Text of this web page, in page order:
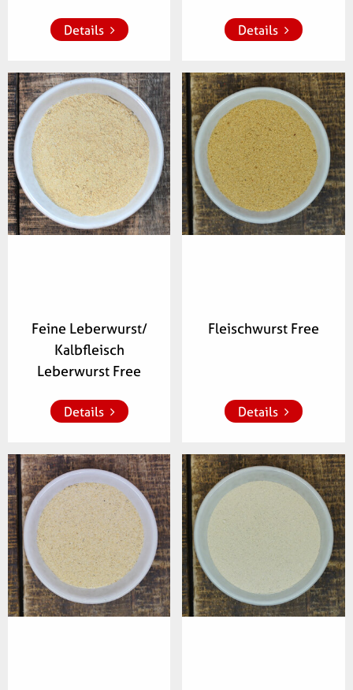
Details Details
Feine Leberwurst/
Kalbfleisch
Leberwurst Free
Artikelnummer:
413500
Zur Merkliste
hinzufügen
Details
Fleischwurst Free
Artikelnummer:
346300
Details
Artikelnummer:
208400
Artikelnummer:
118900